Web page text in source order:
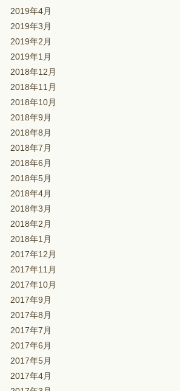
2019年4月
2019年3月
2019年2月
2019年1月
2018年12月
2018年11月
2018年10月
2018年9月
2018年8月
2018年7月
2018年6月
2018年5月
2018年4月
2018年3月
2018年2月
2018年1月
2017年12月
2017年11月
2017年10月
2017年9月
2017年8月
2017年7月
2017年6月
2017年5月
2017年4月